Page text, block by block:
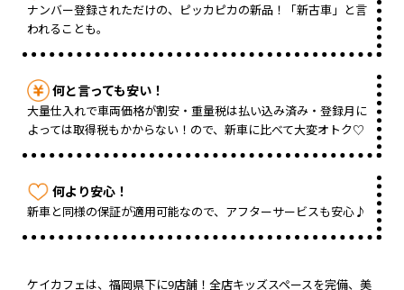
ナンバー登録されただけの、ピッカピカの新品！「新古車」と言
われることも。
何と言っても安い！
大量仕入れで車両価格が割安・重量税は払い込み済み・登録月に
よっては取得税もかからない！ので、新車に比べて大変オトク♡
何より安心！
新車と同様の保証が適用可能なので、アフターサービスも安心♪
ケイカフェは、福岡県下に9店舗！全店キッズスペースを完備、美